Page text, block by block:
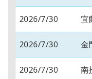
2026/7/30 宜
2026/7/30 金
2026/7/30 南